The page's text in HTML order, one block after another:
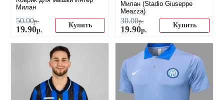
Милан
50.00р.
19.90р.
Купить
Милан (Stadio Giuseppe
Meazza)
30.00р.
19.90р.
Купить